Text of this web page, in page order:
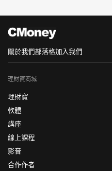
關於我們部落格加入我們
理財寶商城
理財寶
軟體
講座
線上課程
影音
合作作者